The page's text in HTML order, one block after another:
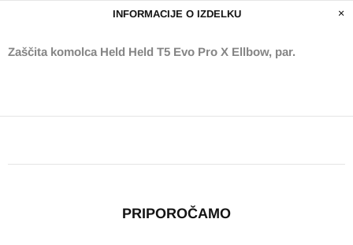
INFORMACIJE O IZDELKU
Zaščita komolca Held Held T5 Evo Pro X Ellbow, par.
PRIPOROČAMO